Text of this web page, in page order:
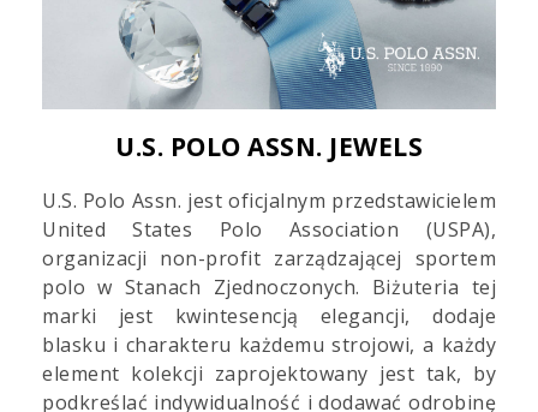
U.S. POLO ASSN. JEWELS
U.S. Polo Assn. jest oficjalnym przedstawicielem
United States Polo Association (USPA),
organizacji non-profit zarządzającej sportem
polo w Stanach Zjednoczonych. Biżuteria tej
marki jest kwintesencją elegancji, dodaje
blasku i charakteru każdemu strojowi, a każdy
element kolekcji zaprojektowany jest tak, by
podkreślać indywidualność i dodawać odrobinę